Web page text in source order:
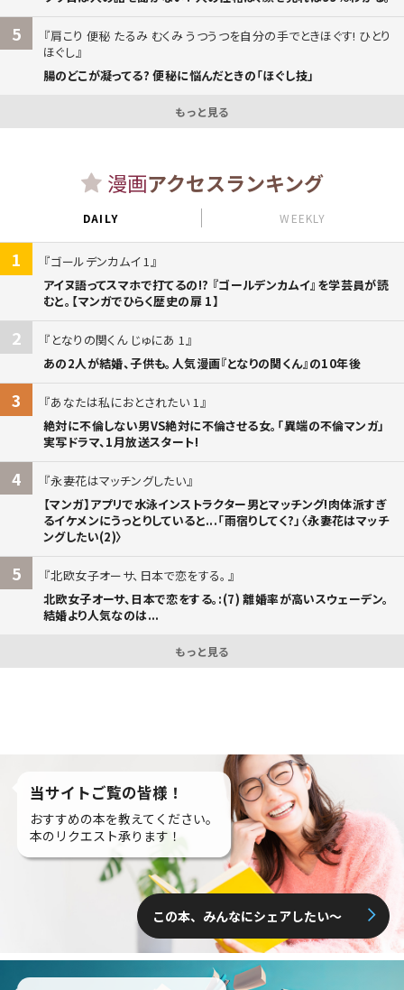
5
肩こり 便秘 たるみ むくみ うつうつを自分の手でときほぐす! ひとり
ほぐし
腸のどこが凝ってる? 便秘に悩んだときの「ほぐし技」
もっと見る
漫画アクセスランキング
DAILY WEEKLY
1
ゴールデンカムイ 1
アイヌ語ってスマホで打てるの!? 『ゴールデンカムイ』を学芸員が読
むと。【マンガでひらく歴史の扉 1】
2
となりの関くん じゅにあ 1
あの2人が結婚、子供も。人気漫画『となりの関くん』の10年後
3
あなたは私におとされたい 1
絶対に不倫しない男VS絶対に不倫させる女。「異端の不倫マンガ」
実写ドラマ、1月放送スタート!
4
永妻花はマッチングしたい
【マンガ】アプリで水泳インストラクター男とマッチング!肉体派すぎ
るイケメンにうっとりしていると...「雨宿りしてく?」〈永妻花はマッチ
ングしたい(2)〉
5
北欧女子オーサ、日本で恋をする。
北欧女子オーサ、日本で恋をする。:(7) 離婚率が高いスウェーデン。
結婚より人気なのは...
もっと見る
当サイトご覧の皆様！
おすすめの本を教えてください。
本のリクエスト承ります！
この本、みんなにシェアしたい〜